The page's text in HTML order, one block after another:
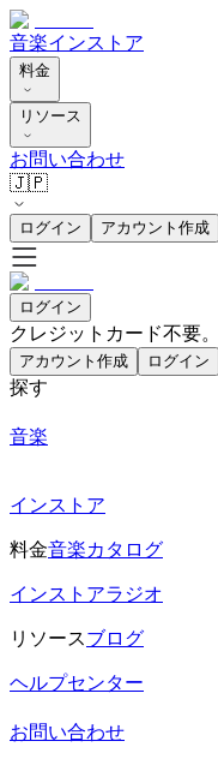
音楽インストア
料金
リソース
お問い合わせ
🇯🇵
ログイン アカウント作成
ログイン
クレジットカード不要
アカウント作成 ログイン
探す
音楽
インストア
料金音楽カタログ
インストアラジオ
リソースブログ
ヘルプセンター
お問い合わせ